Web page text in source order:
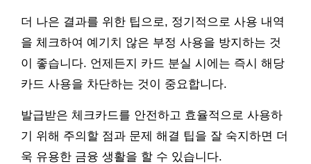
더 나은 결과를 위한 팁으로, 정기적으로 사용 내역
을 체크하여 예기치 않은 부정 사용을 방지하는 것
이 좋습니다. 언제든지 카드 분실 시에는 즉시 해당
카드 사용을 차단하는 것이 중요합니다.
발급받은 체크카드를 안전하고 효율적으로 사용하
기 위해 주의할 점과 문제 해결 팁을 잘 숙지하면 더
욱 유용한 금융 생활을 할 수 있습니다.